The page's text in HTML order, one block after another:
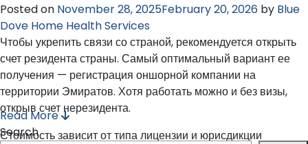
Posted on November 28, 2025February 20, 2026 by Blue
Dove Home Health Services
Чтобы укрепить связи со страной, рекомендуется открыть
счет резидента страны. Самый оптимальный вариант ее
получения — регистрация оншорной компании на
территории Эмиратов. Хотя работать можно и без визы,
открыв счет нерезидента.
Стоимость зависит от типа лицензии и юрисдикции
Read More
Search